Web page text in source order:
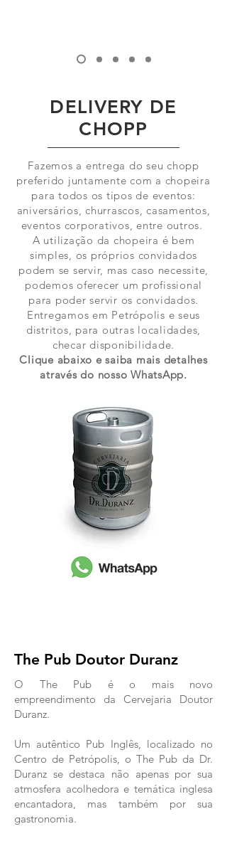
DELIVERY DE
CHOPP
Fazemos a entrega do seu chopp
preferido juntamente com a chopeira
para todos os tipos de eventos:
aniversários, churrascos, casamentos,
eventos corporativos, entre outros.
A utilização da chopeira é bem
simples, os próprios convidados
podem se servir, mas caso necessite,
podemos oferecer um profissional
para poder servir os convidados.
Entregamos em Petrópolis e seus
distritos, para outras localidades,
checar disponibilidade.
Clique abaixo e saiba mais detalhes
através do nosso WhatsApp.
The Pub Doutor Duranz
O The Pub é o mais novo
empreendimento da Cervejaria Doutor
Duranz.
Um autêntico Pub Inglês, localizado no
Centro de Petrópolis, o The Pub da Dr.
Duranz se destaca não apenas por sua
atmosfera acolhedora e temática inglesa
encantadora, mas também por sua
gastronomia.